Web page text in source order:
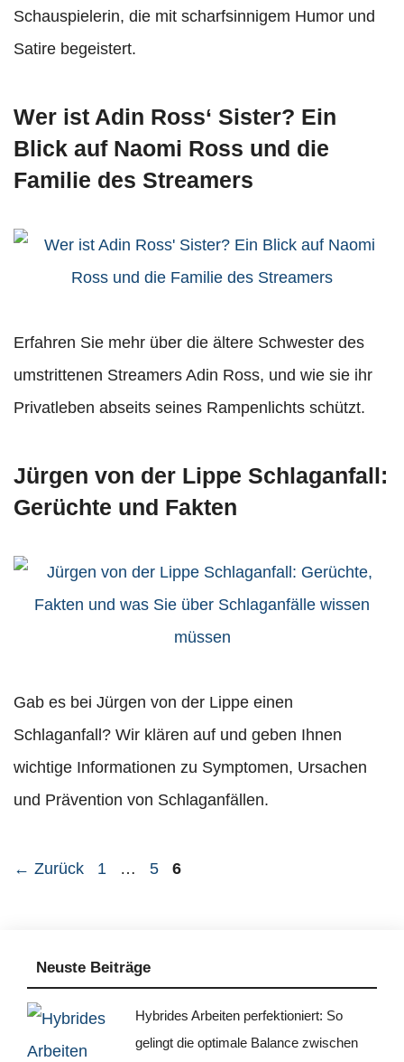
Schauspielerin, die mit scharfsinnigem Humor und
Satire begeistert.
Wer ist Adin Ross‘ Sister? Ein
Blick auf Naomi Ross und die
Familie des Streamers
Erfahren Sie mehr über die ältere Schwester des
umstrittenen Streamers Adin Ross, und wie sie ihr
Privatleben abseits seines Rampenlichts schützt.
Jürgen von der Lippe Schlaganfall:
Gerüchte und Fakten
Gab es bei Jürgen von der Lippe einen
Schlaganfall? Wir klären auf und geben Ihnen
wichtige Informationen zu Symptomen, Ursachen
und Prävention von Schlaganfällen.
← Zurück Seite
1 … Seite
5 Seite
6
Neuste Beiträge
Hybrides Arbeiten perfektioniert: So
gelingt die optimale Balance zwischen